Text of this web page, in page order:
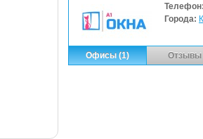
Города:
Офисы (1) Отзывы